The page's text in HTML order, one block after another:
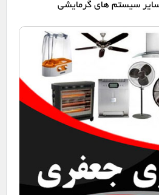
سایر سیستم های گرمایشی